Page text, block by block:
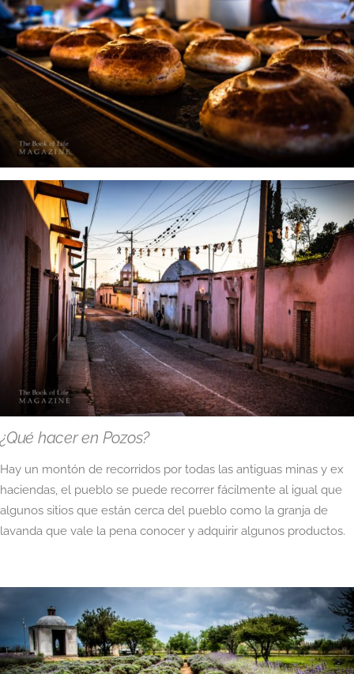
¿Qué hacer en Pozos?
Hay un montón de recorridos por todas las antiguas minas y ex
haciendas, el pueblo se puede recorrer fácilmente al igual que
algunos sitios que están cerca del pueblo como la granja de
lavanda que vale la pena conocer y adquirir algunos productos.